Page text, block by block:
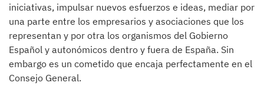
iniciativas, impulsar nuevos esfuerzos e ideas, mediar por
una parte entre los empresarios y asociaciones que los
representan y por otra los organismos del Gobierno
Español y autonómicos dentro y fuera de España. Sin
embargo es un cometido que encaja perfectamente en el
Consejo General.